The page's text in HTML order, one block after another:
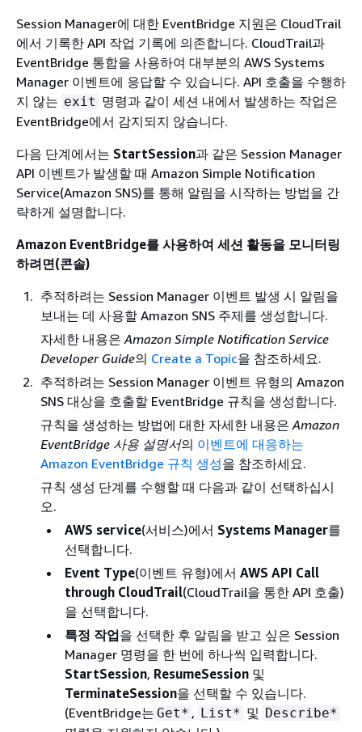
Session Manager에 대한 EventBridge 지원은 CloudTrail
에서 기록한 API 작업 기록에 의존합니다. CloudTrail과
EventBridge 통합을 사용하여 대부분의 AWS Systems
Manager 이벤트에 응답할 수 있습니다. API 호출을 수행하
지 않는 exit 명령과 같이 세션 내에서 발생하는 작업은
EventBridge에서 감지되지 않습니다.
다음 단계에서는 StartSession과 같은 Session Manager
API 이벤트가 발생할 때 Amazon Simple Notification
Service(Amazon SNS)를 통해 알림을 시작하는 방법을 간
략하게 설명합니다.
Amazon EventBridge를 사용하여 세션 활동을 모니터링
하려면(콘솔)
추적하려는 Session Manager 이벤트 발생 시 알림을
보내는 데 사용할 Amazon SNS 주제를 생성합니다.
자세한 내용은 Amazon Simple Notification Service
Developer Guide의 Create a Topic을 참조하세요.
추적하려는 Session Manager 이벤트 유형의 Amazon
SNS 대상을 호출할 EventBridge 규칙을 생성합니다.
규칙을 생성하는 방법에 대한 자세한 내용은 Amazon
EventBridge 사용 설명서의 이벤트에 대응하는
Amazon EventBridge 규칙 생성을 참조하세요.
규칙 생성 단계를 수행할 때 다음과 같이 선택하십시
오.
AWS service(서비스)에서 Systems Manager를
선택합니다.
Event Type(이벤트 유형)에서 AWS API Call
through CloudTrail(CloudTrail을 통한 API 호출)
을 선택합니다.
특정 작업을 선택한 후 알림을 받고 싶은 Session
Manager 명령을 한 번에 하나씩 입력합니다.
StartSession, ResumeSession 및
TerminateSession을 선택할 수 있습니다.
(EventBridge는 Get* , List* 및 Describe*